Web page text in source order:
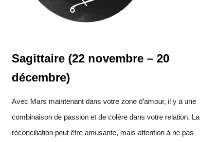
Sagittaire (22 novembre – 20
décembre)
Avec Mars maintenant dans votre zone d’amour, il y a une
combinaison de passion et de colère dans votre relation. La
réconciliation peut être amusante, mais attention à ne pas